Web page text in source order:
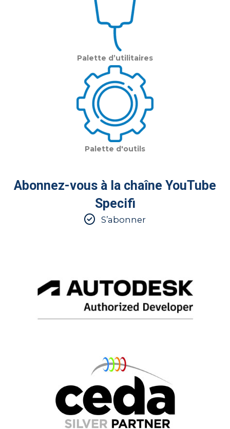
Palette d’utilitaires
Palette d'outils
Abonnez-vous à la chaîne YouTube
Specifi
S’abonner